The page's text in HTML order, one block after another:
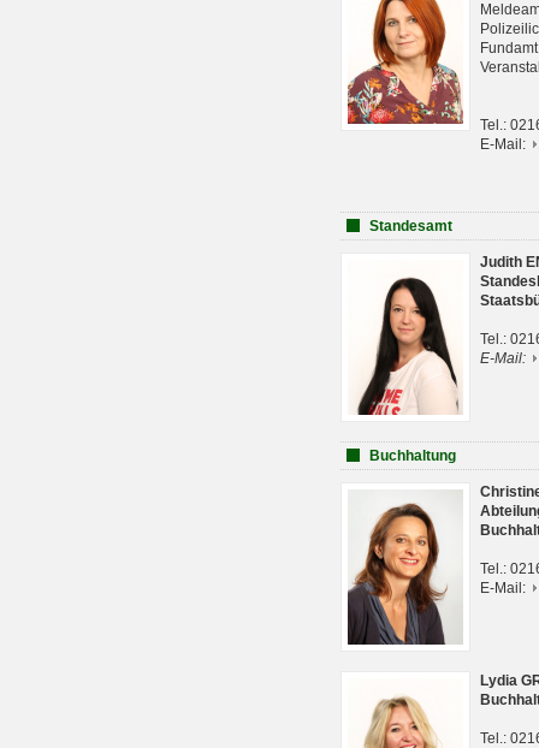
Tel.:
E-Mail:
Standesamt
Judith
Tel.:
E-Mail:
Buchhaltung
Tel.:
E-Mail:
Lydia
Tel.: